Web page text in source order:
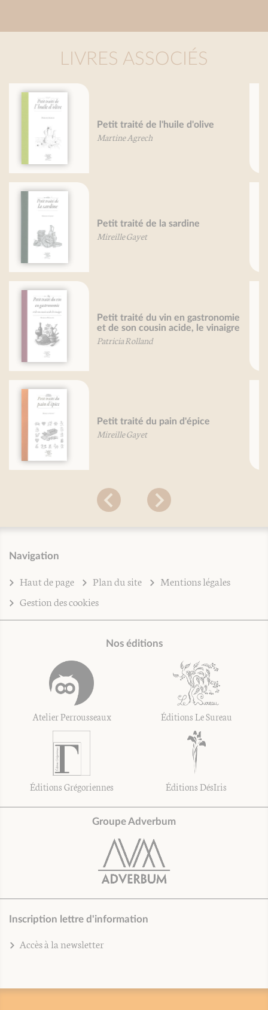
LIVRES ASSOCIÉS
Fruits de mer, je vous aime...
Valérie Gaudant
Petit traité de la pomme de terre
et de la frite
Pierre-Brice Lebrun
130 recettes sans gluten
Florence Bourquard
Petit traité de l'omelette -
nouvelle édition
Béatrice Vigot-Lagandré
Navigation
Haut de page Plan du site
Mentions légales
Gestion des cookies
Nos éditions
Atelier Perrousseaux Éditions Le Sureau
Éditions Grégoriennes Éditions DésIris
Groupe Adverbum
Inscription lettre d'information
Accès à la newsletter